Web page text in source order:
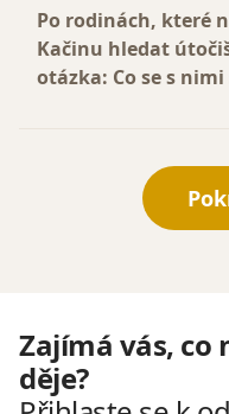
Po rodinách, které
Kačinu hledat
otázka: Co se s
Zajímá vás, co
děje?